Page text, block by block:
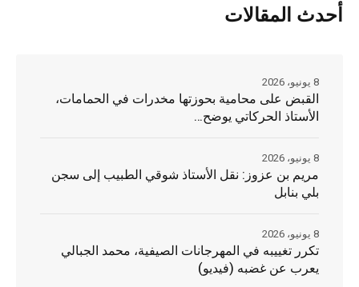
أحدث المقالات
القبض على محامية بحوزتها مخدرات في الحمامات،
الأستاذ الحركاتي يوضح…
8 يونيو، 2026
مريم بن عزوز: نقل الأستاذ شوقي الطبيب إلى سجن
بلي بنابل
8 يونيو، 2026
تكرر تغييبه في المهرجانات الصيفية، محمد الجبالي
يعرب عن غضبه (فيديو)
8 يونيو، 2026